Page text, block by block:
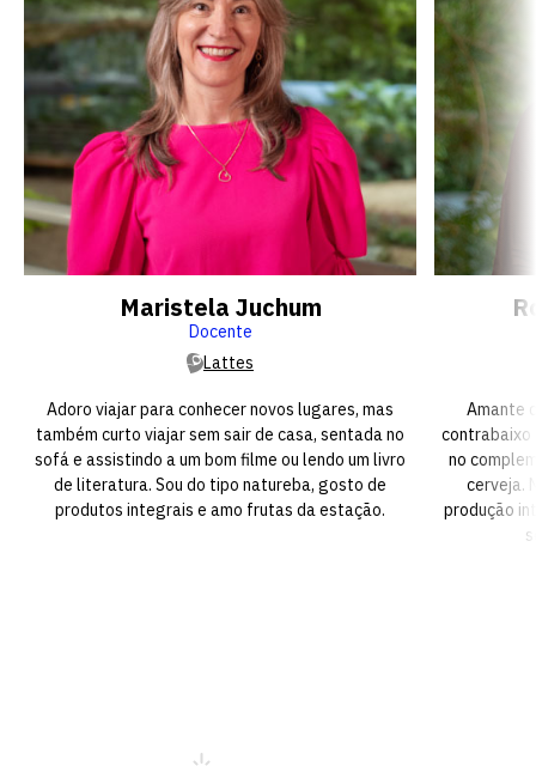
Maristela Juchum
Docente
Lattes
Adoro viajar para conhecer novos lugares, mas
também curto viajar sem sair de casa, sentada no
sofá e assistindo a um bom filme ou lendo um livro
de literatura. Sou do tipo natureba, gosto de
produtos integrais e amo frutas da estação.
Amante
contrabaixo
no
cerveja.
produção